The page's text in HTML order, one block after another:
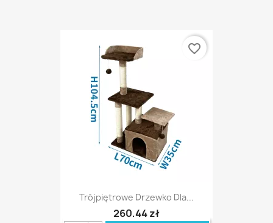
Trójpiętrowe Drzewko Dla...
260,44 zł
favorite_border